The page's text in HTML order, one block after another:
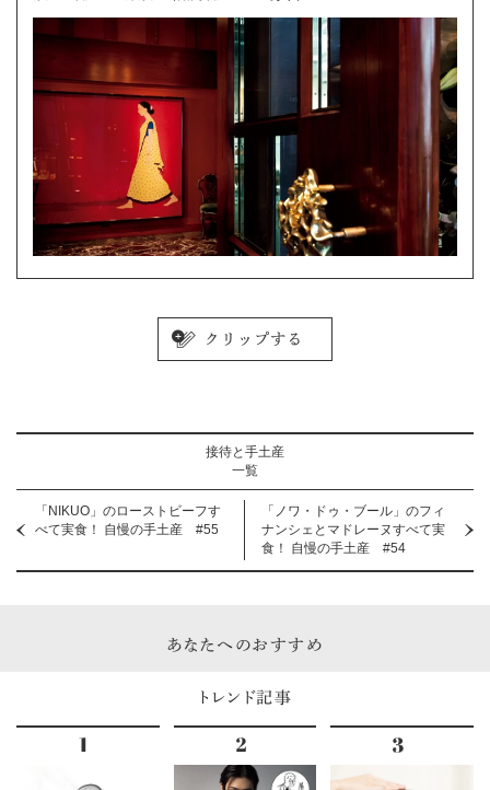
接待と手土産
一覧
「NIKUO」のローストビーフす
べて実食！ 自慢の手土産 #55
「ノワ・ドゥ・ブール」のフィ
ナンシェとマドレーヌすべて実
食！ 自慢の手土産 #54
あなたへのおすすめ
トレンド記事